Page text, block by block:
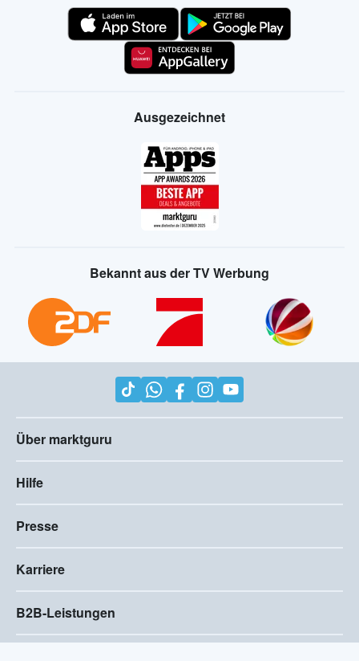
Ausgezeichnet
Bekannt aus der TV Werbung
Über marktguru
Hilfe
Presse
Karriere
B2B-Leistungen